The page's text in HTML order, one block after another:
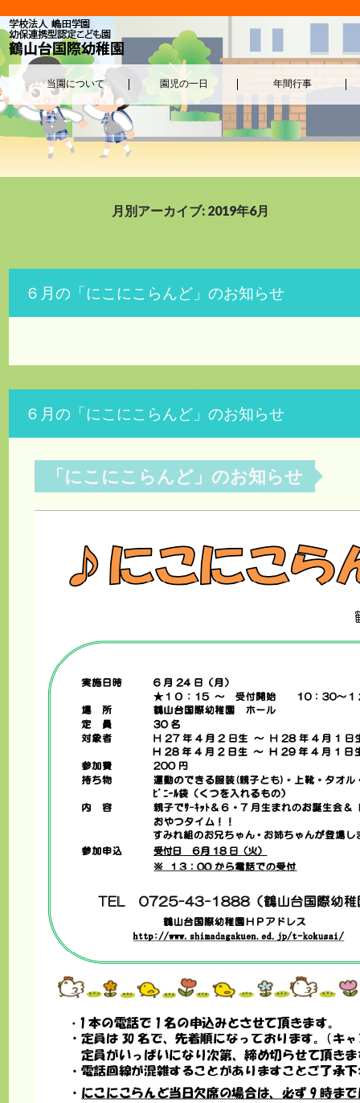
当園について 園児の一日 年間行事
月別アーカイブ: 2019年6月
６月の「にこにこらんど」のお知らせ
６月の「にこにこらんど」のお知らせ
「にこにこらんど」のお知らせ